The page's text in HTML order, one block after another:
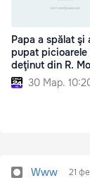
Papa a spălat şi
pupat picioarele
deţinut din R.
30 Мар.
Www 21